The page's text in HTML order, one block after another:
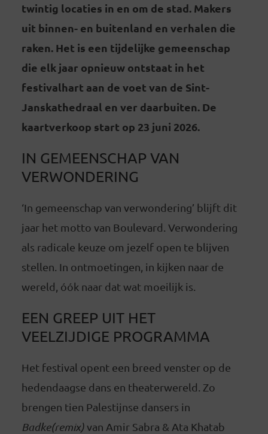
twintig locaties in en om de stad. Makers
uit binnen- en buitenland en verhalen die
raken. Het is een tijdelijke gemeenschap
die elk jaar opnieuw ontstaat in het
festivalhart aan de voet van de Sint-
Janskathedraal en ver daarbuiten. De
kaartverkoop start op 23 juni 2026.
IN GEMEENSCHAP VAN
VERWONDERING
‘In gemeenschap van verwondering’ blijft dit
jaar het motto van Boulevard. Verwondering
als radicale keuze om jezelf open te blijven
stellen. In ontmoetingen, in kijken naar de
wereld, óók naar dat wat moeilijk is.
EEN GREEP UIT HET
VEELZIJDIGE PROGRAMMA
Het festival opent een breed venster op de
hedendaagse dans en theaterwereld. Zo
brengen tien Palestijnse dansers in
Badke(remix)van Amir Sabra & Ata Khatab